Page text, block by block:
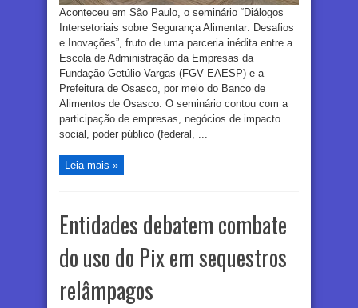
Aconteceu em São Paulo, o seminário “Diálogos
Intersetoriais sobre Segurança Alimentar: Desafios
e Inovações”, fruto de uma parceria inédita entre a
Escola de Administração da Empresas da
Fundação Getúlio Vargas (FGV EAESP) e a
Prefeitura de Osasco, por meio do Banco de
Alimentos de Osasco. O seminário contou com a
participação de empresas, negócios de impacto
social, poder público (federal, ...
Leia mais »
Entidades debatem combate
do uso do Pix em sequestros
relâmpagos